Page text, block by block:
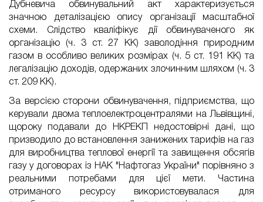
Дубневича обвинувальний акт характеризується
значною деталізацією опису організації масштабної
схеми. Слідство кваліфікує дії обвинуваченого як
організацію (ч. 3 ст. 27 КК) заволодіння природним
газом в особливо великих розмірах (ч. 5 ст. 191 КК) та
легалізацію доходів, одержаних злочинним шляхом (ч. 3
ст. 209 КК).
За версією сторони обвинувачення, підприємства, що
керували двома теплоелектроцентралями на Львівщині,
щороку подавали до НКРЕКП недостовірні дані, що
призводило до встановлення занижених тарифів на газ
для виробництва теплової енергії та завищення обсягів
газу у договорах із НАК "Нафтогаз України" порівняно з
реальними потребами для цієї мети. Частина
отриманого ресурсу використовувалася для